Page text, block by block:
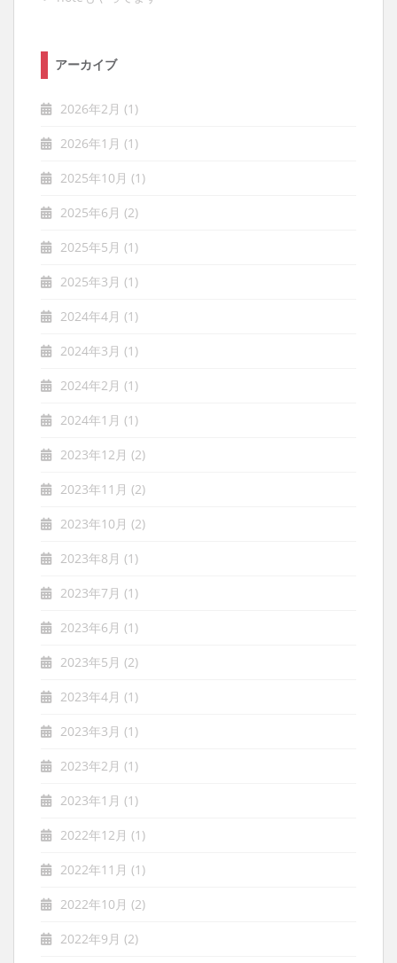
アーカイブ
2026年2月 (1)
2026年1月 (1)
2025年10月 (1)
2025年6月 (2)
2025年5月 (1)
2025年3月 (1)
2024年4月 (1)
2024年3月 (1)
2024年2月 (1)
2024年1月 (1)
2023年12月 (2)
2023年11月 (2)
2023年10月 (2)
2023年8月 (1)
2023年7月 (1)
2023年6月 (1)
2023年5月 (2)
2023年4月 (1)
2023年3月 (1)
2023年2月 (1)
2023年1月 (1)
2022年12月 (1)
2022年11月 (1)
2022年10月 (2)
2022年9月 (2)